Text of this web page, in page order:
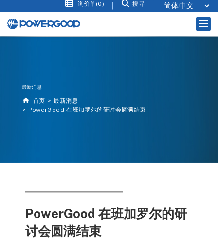
询价单(0) 搜寻
最新消息
首页
最新消息
PowerGood 在班加罗尔的研讨会圆满结束
PowerGood 在班加罗尔的研
讨会圆满结束